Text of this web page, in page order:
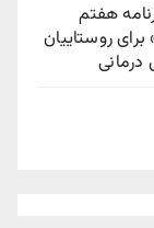
هفتم
روستاییان